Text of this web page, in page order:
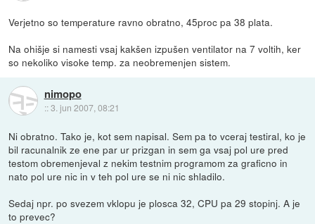
Verjetno so temperature ravno obratno, 45proc pa 38 plata.
Na ohišje si namesti vsaj kakšen izpušen ventilator na 7 voltih, ker
so nekoliko visoke temp. za neobremenjen sistem.
nimopo
::3. jun 2007, 08:21
Ni obratno. Tako je, kot sem napisal. Sem pa to vceraj testiral, ko je
bil racunalnik ze ene par ur prizgan in sem ga vsaj pol ure pred
testom obremenjeval z nekim testnim programom za graficno in
nato pol ure nic in v teh pol ure se ni nic shladilo.
Sedaj npr. po svezem vklopu je plosca 32, CPU pa 29 stopinj. A je
to prevec?